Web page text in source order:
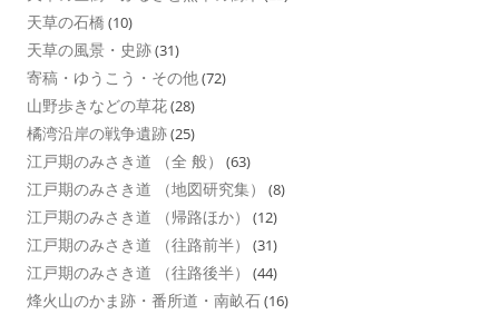
天草の石橋 (10)
天草の風景・史跡(31)
寄稿・ゆうこう・その他(72)
山野歩きなどの草花(28)
橘湾沿岸の戦争遺跡(25)
江戸期のみさき道 （全 般） (63)
江戸期のみさき道 （地図研究集） (8)
江戸期のみさき道 （帰路ほか） (12)
江戸期のみさき道 （往路前半） (31)
江戸期のみさき道 （往路後半） (44)
烽火山のかま跡・番所道・南畝石(16)